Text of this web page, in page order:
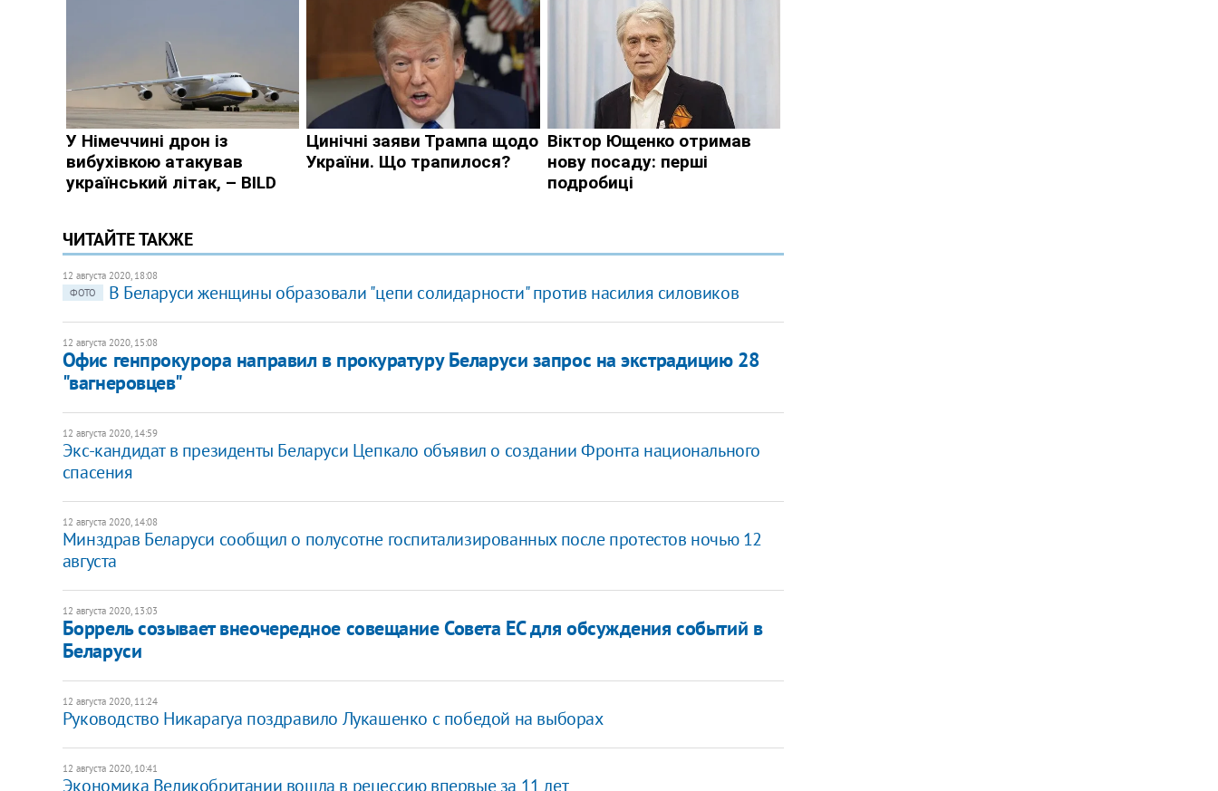
ЧИТАЙТЕ ТАКЖЕ
12 августа 2020, 18:08
ФОТО
В Беларуси женщины образовали "цепи солидарности" против насилия силовиков
12 августа 2020, 15:08
Офис генпрокурора направил в прокуратуру Беларуси запрос на экстрадицию 28
"вагнеровцев"
12 августа 2020, 14:59
Экс-кандидат в президенты Беларуси Цепкало объявил о создании Фронта национального
спасения
12 августа 2020, 14:08
Минздрав Беларуси сообщил о полусотне госпитализированных после протестов ночью 12
августа
12 августа 2020, 13:03
Боррель созывает внеочередное совещание Совета ЕС для обсуждения событий в
Беларуси
12 августа 2020, 11:24
Руководство Никарагуа поздравило Лукашенко с победой на выборах
12 августа 2020, 10:41
Экономика Великобритании вошла в рецессию впервые за 11 лет